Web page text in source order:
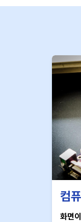
컴
화면